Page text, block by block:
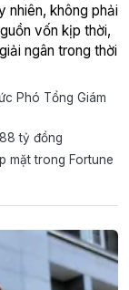
nhiên, không phải
vốn kịp thời,
ngân trong thời
Phó Tổng Giám
tỷ đồng
mặt trong Fortune